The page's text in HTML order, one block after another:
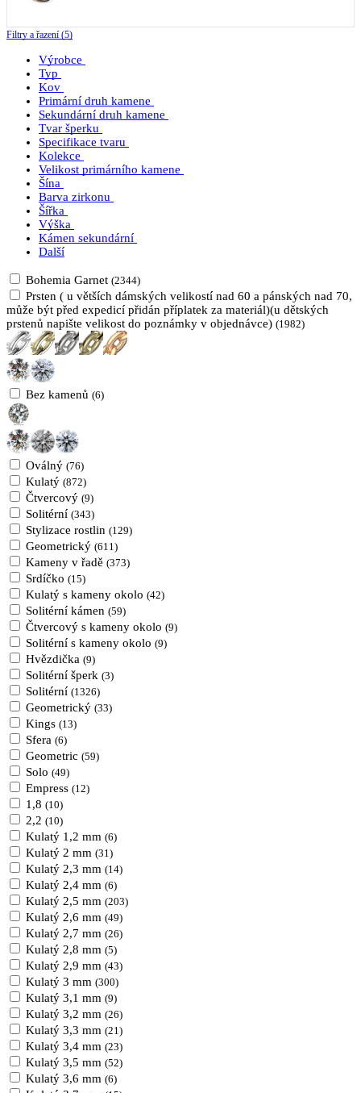
Filtry a řazení (5)
Výrobce
Typ
Kov
Primární druh kamene
Sekundární druh kamene
Tvar šperku
Specifikace tvaru
Kolekce
Velikost primárního kamene
Šína
Barva zirkonu
Šířka
Výška
Kámen sekundární
Další
Bohemia Garnet (2344)
Prsten ( u větších dámských velikostí nad 60 a pánských nad 70,
může být před expedicí přidán příplatek za materiál)(u dětských
prstenů napište velikost do poznámky v objednávce) (1982)
Bez kamenů (6)
Oválný (76)
Kulatý (872)
Čtvercový (9)
Solitérní (343)
Stylizace rostlin (129)
Geometrický (611)
Kameny v řadě (373)
Srdíčko (15)
Kulatý s kameny okolo (42)
Solitérní kámen (59)
Čtvercový s kameny okolo (9)
Solitérní s kameny okolo (9)
Hvězdička (9)
Solitérní šperk (3)
Solitérní (1326)
Geometrický (33)
Kings (13)
Sfera (6)
Geometric (59)
Solo (49)
Empress (12)
1,8 (10)
2,2 (10)
Kulatý 1,2 mm (6)
Kulatý 2 mm (31)
Kulatý 2,3 mm (14)
Kulatý 2,4 mm (6)
Kulatý 2,5 mm (203)
Kulatý 2,6 mm (49)
Kulatý 2,7 mm (26)
Kulatý 2,8 mm (5)
Kulatý 2,9 mm (43)
Kulatý 3 mm (300)
Kulatý 3,1 mm (9)
Kulatý 3,2 mm (26)
Kulatý 3,3 mm (21)
Kulatý 3,4 mm (23)
Kulatý 3,5 mm (52)
Kulatý 3,6 mm (6)